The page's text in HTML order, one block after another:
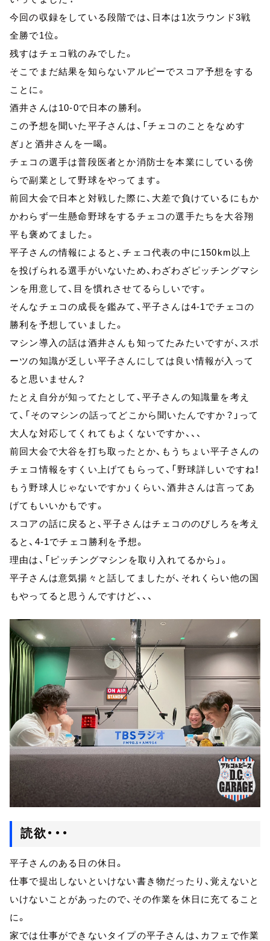
今回の収録をしている段階では、日本は1次ラウンド3戦
全勝で1位。
残すはチェコ戦のみでした。
そこでまだ結果を知らないアルピーでスコア予想をする
ことに。
酒井さんは10-0で日本の勝利。
この予想を聞いた平子さんは、「チェコのことをなめす
ぎ」と酒井さんを一喝。
チェコの選手は普段医者とか消防士を本業にしている傍
らで副業として野球をやってます。
前回大会で日本と対戦した際に、大差で負けているにもか
かわらず一生懸命野球をするチェコの選手たちを大谷翔
平も褒めてました。
平子さんの情報によると、チェコ代表の中に150km以上
を投げられる選手がいないため、わざわざピッチングマシ
ンを用意して、目を慣れさせてるらしいです。
そんなチェコの成長を鑑みて、平子さんは4-1でチェコの
勝利を予想していました。
マシン導入の話は酒井さんも知ってたみたいですが、スポ
ーツの知識が乏しい平子さんにしては良い情報が入って
ると思いません？
たとえ自分が知ってたとして、平子さんの知識量を考え
て、「そのマシンの話ってどこから聞いたんですか？」って
大人な対応してくれてもよくないですか、、、
前回大会で大谷を打ち取ったとか、もうちょい平子さんの
チェコ情報をすくい上げてもらって、「野球詳しいですね！
もう野球人じゃないですか」くらい、酒井さんは言ってあ
げてもいいかもです。
スコアの話に戻ると、平子さんはチェコののびしろを考え
ると、4-1でチェコ勝利を予想。
理由は、「ピッチングマシンを取り入れてるから」。
平子さんは意気揚々と話してましたが、それくらい他の国
もやってると思うんですけど、、、
読欲・・・
平子さんのある日の休日。
仕事で提出しないといけない書き物だったり、覚えないと
いけないことがあったので、その作業を休日に充てること
に。
家では仕事ができないタイプの平子さんは、カフェで作業